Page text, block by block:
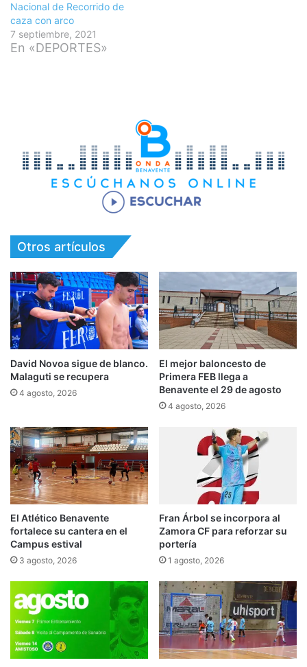
Nacional de Recorrido de
caza con arco
7 septiembre, 2021
En «DEPORTES»
Otros artículos
David Novoa sigue de blanco.
Malaguti se recupera
4 agosto, 2026
El mejor baloncesto de
Primera FEB llega a
Benavente el 29 de agosto
4 agosto, 2026
El Atlético Benavente
fortalece su cantera en el
Campus estival
3 agosto, 2026
Fran Árbol se incorpora al
Zamora CF para reforzar su
portería
1 agosto, 2026